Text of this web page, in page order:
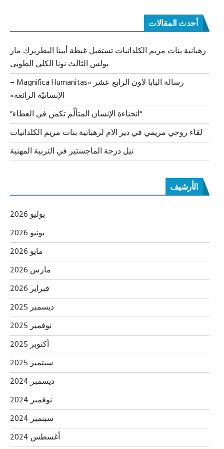
أحدث المقالات
رهبانية بنات مريم الكلدانيات تستقبل غبطة أبينا البطريرك مار
بولس الثالث نونا الكلي الطوبى
رسالة البابا لاون الرابع عشر «Magnifica Humanitas –
الإنسانيّة الرائعة»
“انحناءة الإنسان المتألّم تكمن في العطاء”
لقاء روحي مريمي في دير الام لرهبانية بنات مريم الكلدانيات
نيل درجة الماجستير في التربية المهنية
الأرشيف
يوليو 2026
يونيو 2026
مايو 2026
مارس 2026
فبراير 2026
ديسمبر 2025
نوفمبر 2025
أكتوبر 2025
سبتمبر 2025
ديسمبر 2024
نوفمبر 2024
سبتمبر 2024
أغسطس 2024